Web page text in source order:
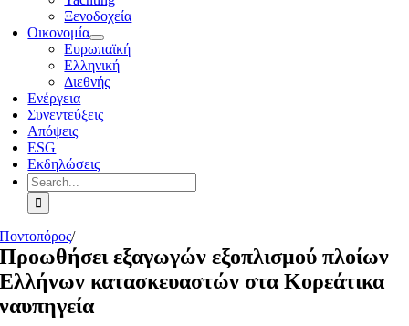
Ξενοδοχεία
Οικονομία
Ευρωπαϊκή
Ελληνική
Διεθνής
Ενέργεια
Συνεντεύξεις
Απόψεις
ESG
Εκδηλώσεις
Search
for:
Ποντοπόρος/
Προωθήσει εξαγωγών εξοπλισμού πλοίων
Ελλήνων κατασκευαστών στα Κορεάτικα
ναυπηγεία